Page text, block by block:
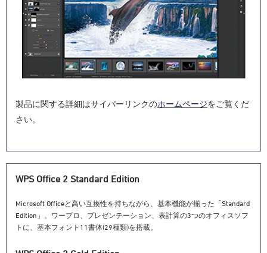
製品に関する詳細はサイバーリンクのホームページをご覧くだ
さい。
WPS Office 2 Standard Edition
Microsoft Officeと高い互換性を持ちながら、基本機能が揃った「Standard
Edition」。ワープロ、プレゼンテーション、表計算の3つのオフィスソフ
トに、基本フォント11書体(29種類)を搭載。